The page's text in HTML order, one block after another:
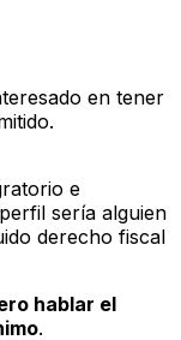
en tener
e
sería alguien
derecho fiscal
hablar el
.